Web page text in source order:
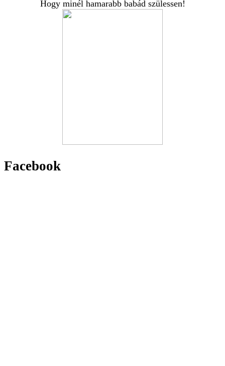
Hogy minél hamarabb babád szülessen!
Facebook